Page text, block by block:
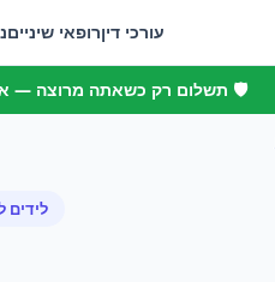
עורכי דיןרופאי שיניים
🛡️ תשלום רק כשאתה מרוצה — אף
לידים